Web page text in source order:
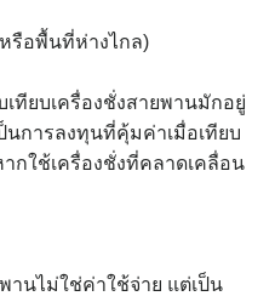
รือพื้นที่ห่างไกล)
ทียบเครื่องชั่งสายพานมักอยู่
การลงทุนที่คุ้มค่าเมื่อเทียบ
กใช้เครื่องชั่งที่คลาดเคลื่อน
านไม่ใช่ค่าใช้จ่าย แต่เป็น